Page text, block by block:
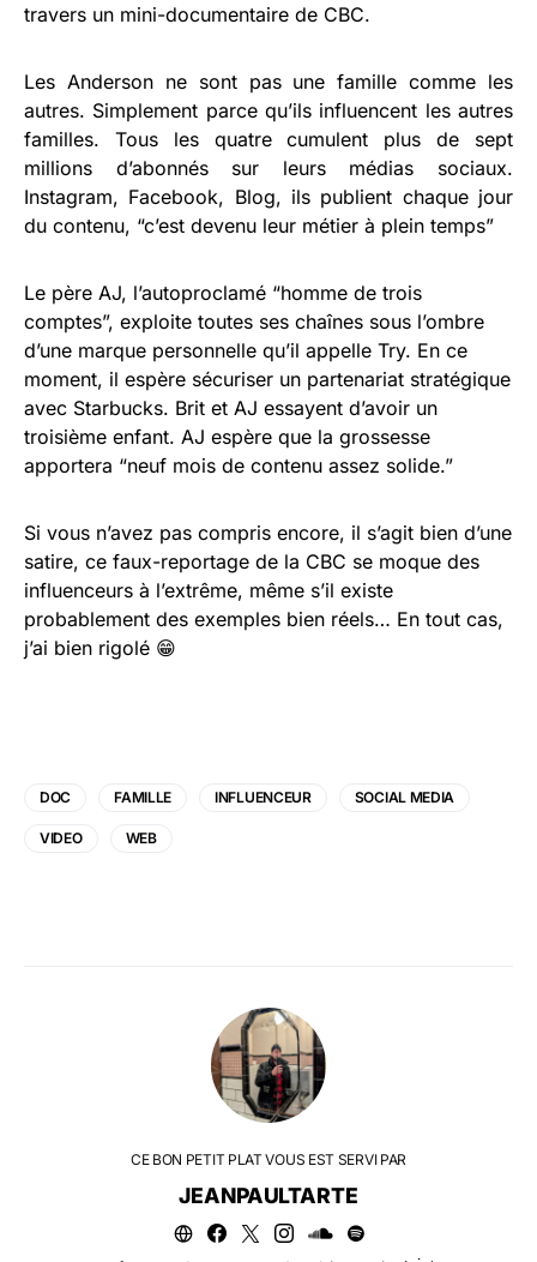
travers un mini-documentaire de CBC.
Les Anderson ne sont pas une famille comme les
autres. Simplement parce qu’ils influencent les autres
familles. Tous les quatre cumulent plus de sept
millions d’abonnés sur leurs médias sociaux.
Instagram, Facebook, Blog, ils publient chaque jour
du contenu, “c’est devenu leur métier à plein temps”
Le père AJ, l’autoproclamé “homme de trois
comptes”, exploite toutes ses chaînes sous l’ombre
d’une marque personnelle qu’il appelle Try. En ce
moment, il espère sécuriser un partenariat stratégique
avec Starbucks. Brit et AJ essayent d’avoir un
troisième enfant. AJ espère que la grossesse
apportera “neuf mois de contenu assez solide.”
Si vous n’avez pas compris encore, il s’agit bien d’une
satire, ce faux-reportage de la CBC se moque des
influenceurs à l’extrême, même s’il existe
probablement des exemples bien réels… En tout cas,
j’ai bien rigolé 😁
DOC FAMILLE INFLUENCEUR SOCIAL MEDIA
VIDEO WEB
CE BON PETIT PLAT VOUS EST SERVI PAR
JEANPAULTARTE